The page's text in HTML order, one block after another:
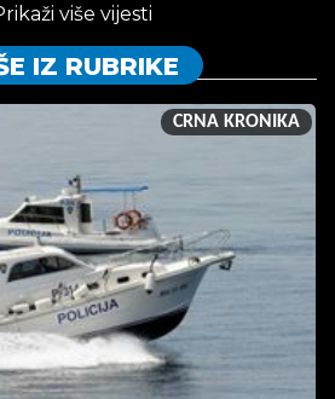
više vijesti
IZ RUBRIKE
CRNA KRONIKA